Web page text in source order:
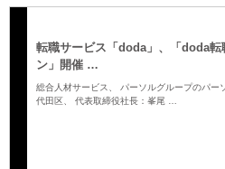
転職サービス「doda」、「doda転
ン」開催 …
総合人材サービス、 パーソルグループのパー
代田区、 代表取締役社長：峯尾 …